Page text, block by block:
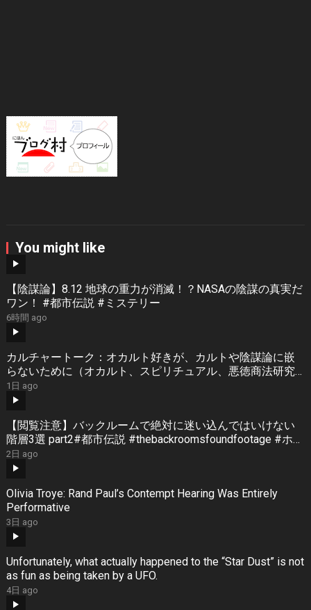
You might like
【陰謀論】8.12 地球の重力が消滅！？NASAの陰謀の真実だ
ワン！ #都市伝説 #ミステリー
6時間 ago
カルチャートーク：オカルト好きが、カルトや陰謀論に嵌
らないために（オカルト、スピリチュアル、悪徳商法研究
家・雨宮純）
1日 ago
【閲覧注意】バックルームで絶対に迷い込んではいけない
階層3選 part2#都市伝説 #thebackroomsfoundfootage #ホラ
ー
2日 ago
Olivia Troye: Rand Paul’s Contempt Hearing Was Entirely
Performative
3日 ago
Unfortunately, what actually happened to the “Star Dust” is not
as fun as being taken by a UFO.
4日 ago